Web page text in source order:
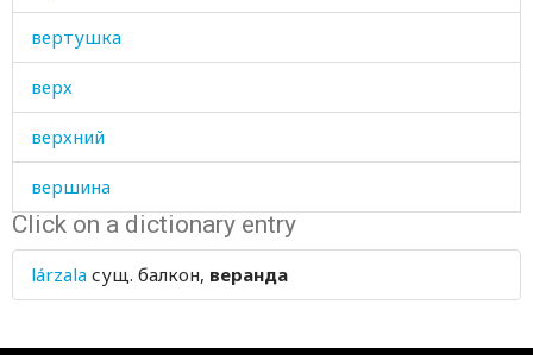
вертушка
верх
верхний
вершина
вес
веселиться
Click on a dictionary entry
lárzala сущ. балкон, веранда